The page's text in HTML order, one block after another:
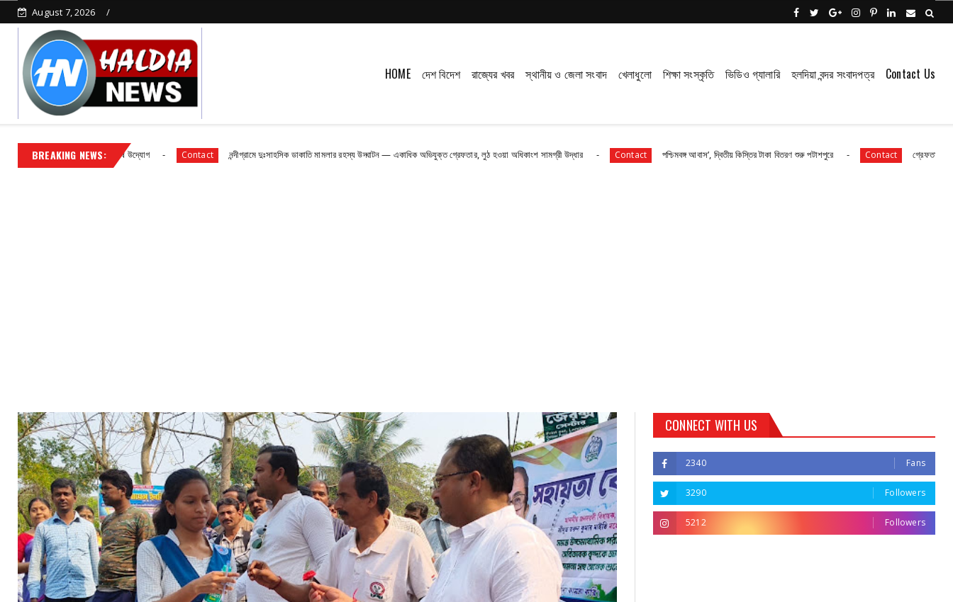
August 7, 2026
HOME দেশ বিদেশ রাজ্যের খবর স্থানীয় ও জেলা সংবাদ খেলাধুলো শিক্ষা সংস্কৃতি ভিডিও গ্যালারি হলদিয়া বন্দর সংবাদপত্র Contact Us
BREAKING NEWS:
জেলা পুলিশের বিশেষ উদ্যোগ Contact নন্দীগ্রামে দুঃসাহসিক ডাকাতি মামলার রহস্য উদ্ঘাটন — একাধিক অভিযুক্ত গ্রেফতার, লুঠ হওয়া অধিকাংশ সামগ্রী উদ্ধার Contact পশ্চিমবঙ্গ আবাস’, দ্বিতীয় কিস্তির টাকা বিতরণ শুরু পটাশপুরে Contact গ্রেফতার হলেন ভগবানপুর
CONNECT WITH US
2340 Fans
3290 Followers
5212 Followers